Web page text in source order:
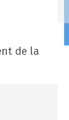
de la